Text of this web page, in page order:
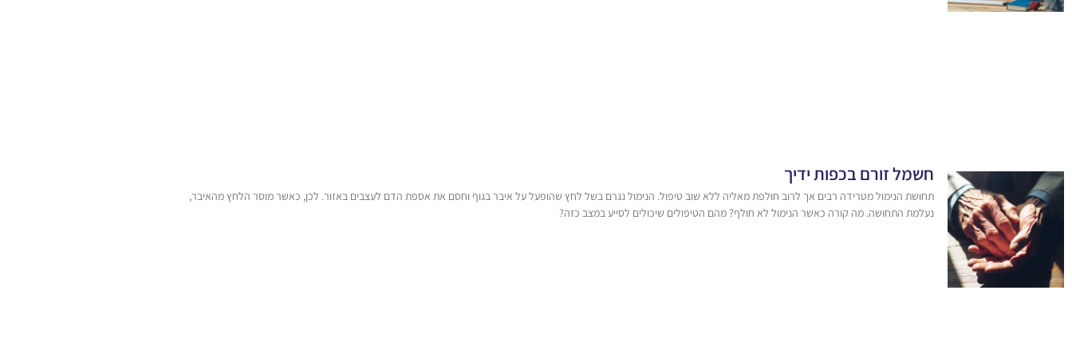
חשמל זורם בכפות ידיך
תחושת הנימול מטרידה רבים אך לרוב חולפת מאליה ללא שוב טיפול. הנימול נגרם בשל לחץ שהופעל על איבר בגוף וחסם את אספת הדם לעצבים באזור. לכן, כאשר מוסר הלחץ מהאיבר,
נעלמת התחושה. מה קורה כאשר הנימול לא חולף? מהם הטיפולים שיכולים לסייע במצב כזה?